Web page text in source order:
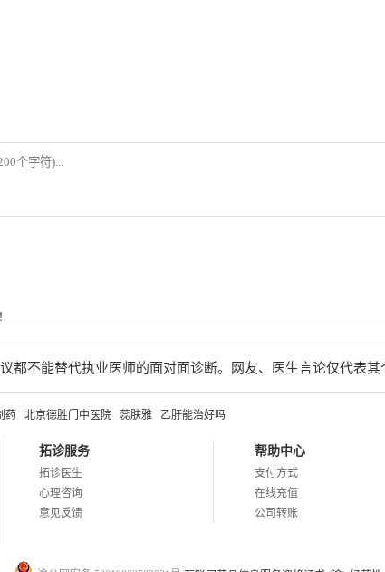
都不能替代执业医师的面对面诊断。网友、医生言论仅代表
药 北京德胜门中医院 蕊肤雅 乙肝能治好吗
拓诊服务
拓诊医生
心理咨询
意见反馈
帮助中心
支付方式
在线充值
公司转账